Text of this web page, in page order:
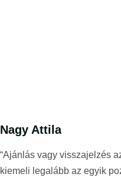
Nagy Attila
“Ajánlás vagy visszajelzés
kiemeli legalább az egyik